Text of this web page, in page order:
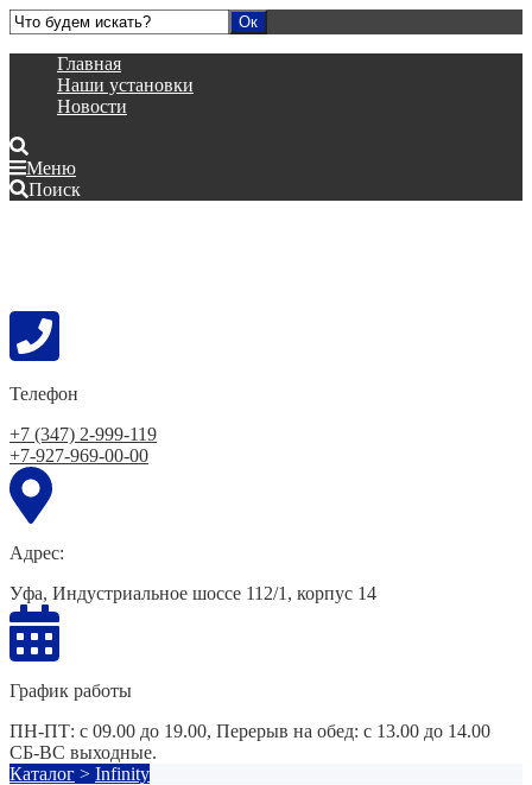
Главная
Наши установки
Новости
Меню
Поиск
Телефон
+7 (347) 2-999-119
+7-927-969-00-00
Адрес:
Уфа, Индустриальное шоссе 112/1, корпус 14
График работы
ПН-ПТ: с 09.00 до 19.00, Перерыв на обед: с 13.00 до 14.00
СБ-ВС выходные.
Каталог > Infinity